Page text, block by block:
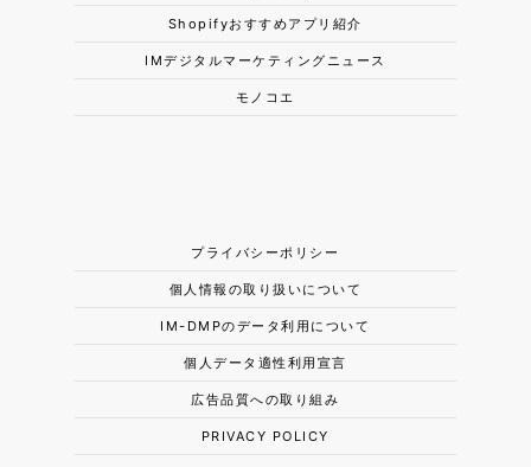
Shopifyおすすめアプリ紹介
IMデジタルマーケティングニュース
モノコエ
プライバシーポリシー
個人情報の取り扱いについて
IM-DMPのデータ利用について
個人データ適性利用宣言
広告品質への取り組み
PRIVACY POLICY